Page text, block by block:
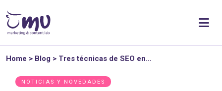
Home > Blog > Tres técnicas de SEO en…
NOTICIAS Y NOVEDADES